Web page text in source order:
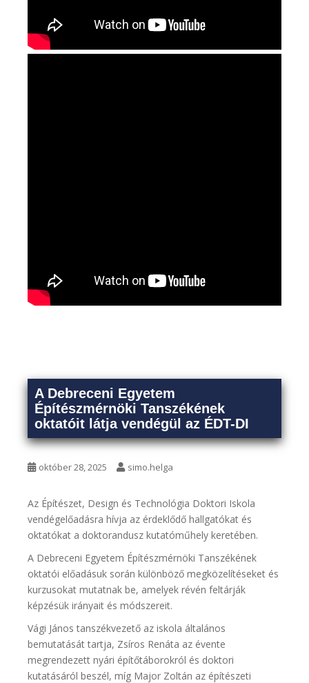
A Debreceni Egyetem
Építészmérnöki Tanszékének
oktatóit látja vendégül az ÉDT-DI
október 28, 2025 simo.helga
Az Építészet, Design és Technológia Doktori Iskola
vendégelőadásra hívja az érdeklődő hallgatókat és
oktatókat a doktorandusz kutatóműhely keretében.
A Debreceni Egyetem Építészmérnöki Tanszékének
oktatói előadásuk során különböző megközelítéseket és
kurzusokat mutatnak be, amelyek révén feltárják
képzésük irányait és módszereit.
Vági János tanszékvezető az iskola általános
bemutatását tartja, Zsíros Renáta az évente
megrendezett nyári építőtáborokról és doktori
kutatásáról beszél, míg Major Zoltán az építészeti